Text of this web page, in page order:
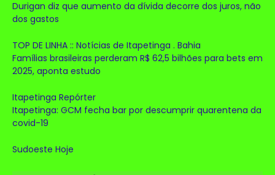
Durigan diz que aumento da dívida decorre dos juros, não
dos gastos
TOP DE LINHA :: Notícias de Itapetinga . Bahia
Famílias brasileiras perderam R$ 62,5 bilhões para bets em
2025, aponta estudo
Itapetinga Repórter
Itapetinga: GCM fecha bar por descumprir quarentena da
covid-19
Sudoeste Hoje